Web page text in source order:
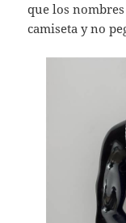
que los
camiseta y no